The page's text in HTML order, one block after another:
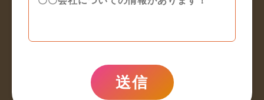
送信